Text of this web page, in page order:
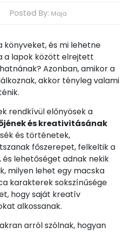
Posted By: Maja
könyveket, és mi lehetne
a lapok között elrejtett
Azonban, amikor a
akkor tényleg valami
rendkívül előnyösek a
és kreativitásának
és történetek,
főszerepet, felkeltik a
lehetőséget adnak nekik
milyen lehet egy macska
karakterek sokszínűsége
hogy saját kreatív
alkossanak.
arról szólnak, hogyan